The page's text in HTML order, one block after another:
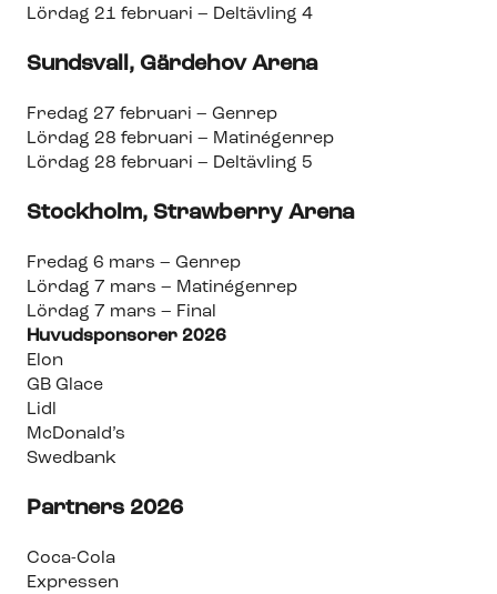
Lördag 21 februari – Deltävling 4
Sundsvall, Gärdehov Arena
Fredag 27 februari – Genrep
Lördag 28 februari – Matinégenrep
Lördag 28 februari – Deltävling 5
Stockholm, Strawberry Arena
Fredag 6 mars – Genrep
Lördag 7 mars – Matinégenrep
Lördag 7 mars – Final
Huvudsponsorer 2026
Elon
GB Glace
Lidl
McDonald’s
Swedbank
Partners 2026
Coca-Cola
Expressen